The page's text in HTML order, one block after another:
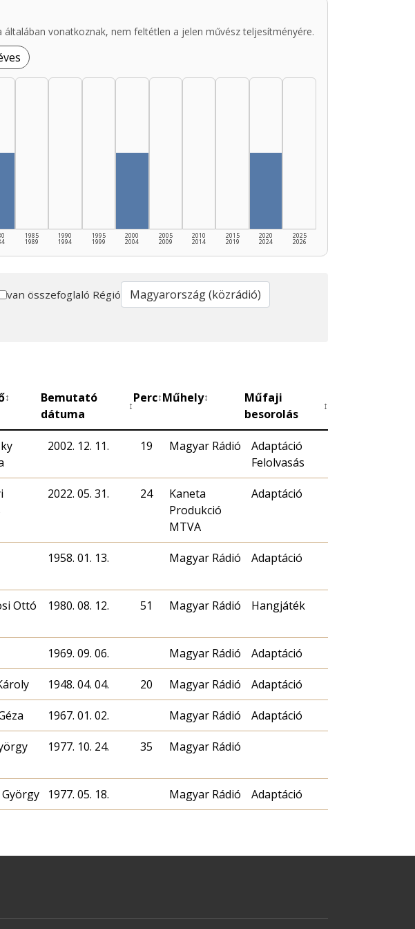
vonatkoznak, nem feltétlen a jelen művész teljesítményére.
1985
1989
1990
1994
1995
1999
2000
2004
2005
2009
2010
2014
2015
2019
2020
2024
2025
2026
van összefoglaló Régió
↕
Bemutató
dátuma
↕
Perc↕Műhely↕
Műfaji
besorolás
↕
2002. 12. 11. 19 Magyar Rádió
Adaptáció
Felolvasás
2022. 05. 31. 24
Kaneta
Produkció
MTVA
Adaptáció
1958. 01. 13. Magyar Rádió Adaptáció
Ottó 1980. 08. 12. 51 Magyar Rádió Hangjáték
1969. 09. 06. Magyar Rádió Adaptáció
1948. 04. 04. 20 Magyar Rádió Adaptáció
1967. 01. 02. Magyar Rádió Adaptáció
1977. 10. 24. 35 Magyar Rádió
1977. 05. 18. Magyar Rádió Adaptáció